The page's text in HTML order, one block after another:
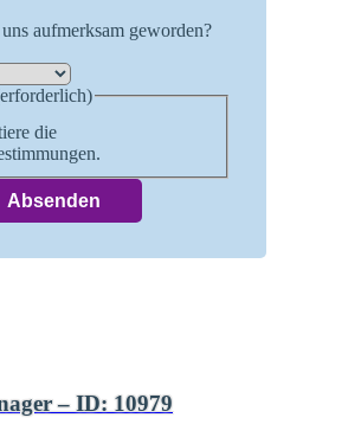
aufmerksam geworden?
die
– ID: 10979